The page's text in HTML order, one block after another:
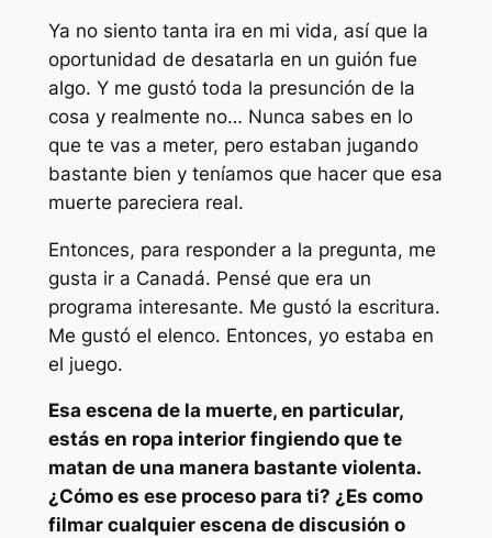
Ya no siento tanta ira en mi vida, así que la
oportunidad de desatarla en un guión fue
algo. Y me gustó toda la presunción de la
cosa y realmente no… Nunca sabes en lo
que te vas a meter, pero estaban jugando
bastante bien y teníamos que hacer que esa
muerte pareciera real.
Entonces, para responder a la pregunta, me
gusta ir a Canadá. Pensé que era un
programa interesante. Me gustó la escritura.
Me gustó el elenco. Entonces, yo estaba en
el juego.
Esa escena de la muerte, en particular,
estás en ropa interior fingiendo que te
matan de una manera bastante violenta.
¿Cómo es ese proceso para ti? ¿Es como
filmar cualquier escena de discusión o